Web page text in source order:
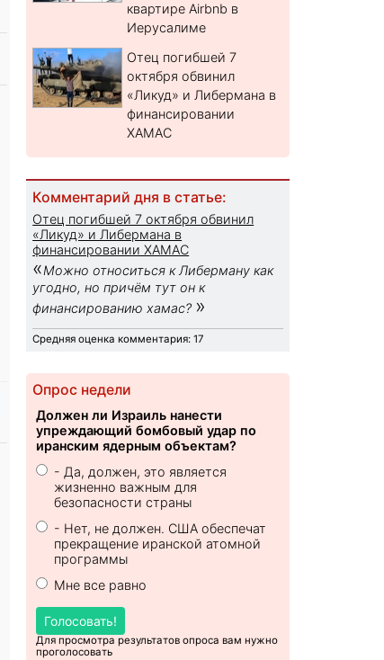
квартире Airbnb в
Иерусалиме
Отец погибшей 7
октября обвинил
«Ликуд» и Либермана в
финансировании
ХАМАС
Комментарий дня в статье:
Отец погибшей 7 октября обвинил
«Ликуд» и Либермана в
финансировании ХАМАС
«Можно относиться к Либерману как
угодно, но причём тут он к
финансированию хамас? »
Средняя оценка комментария: 17
Опрос недели
Должен ли Израиль нанести
упреждающий бомбовый удар по
иранским ядерным объектам?
- Да, должен, это является
жизненно важным для
безопасности страны
- Нет, не должен. США обеспечат
прекращение иранской атомной
программы
Мне все равно
Голосовать!
Для просмотра результатов опроса вам нужно
проголосовать